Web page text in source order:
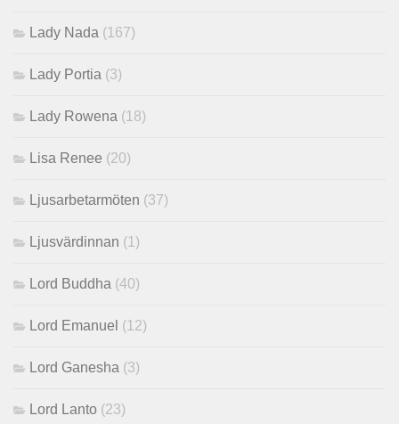
Lady Nada (167)
Lady Portia (3)
Lady Rowena (18)
Lisa Renee (20)
Ljusarbetarmöten (37)
Ljusvärdinnan (1)
Lord Buddha (40)
Lord Emanuel (12)
Lord Ganesha (3)
Lord Lanto (23)